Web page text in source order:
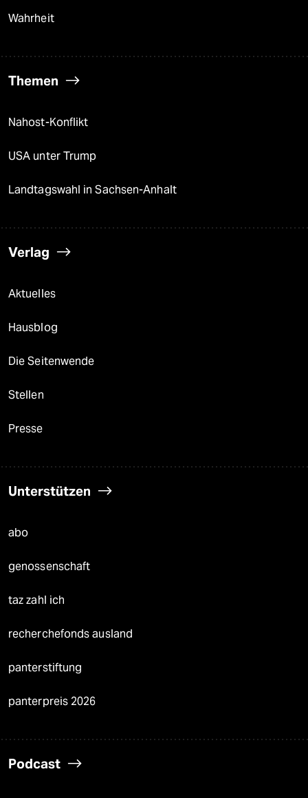
Wahrheit
Themen
Nahost-Konflikt
USA unter Trump
Landtagswahl in Sachsen-Anhalt
Verlag
Aktuelles
Hausblog
Die Seitenwende
Stellen
Presse
Unterstützen
abo
genossenschaft
taz zahl ich
recherchefonds ausland
panterstiftung
panterpreis 2026
Podcast